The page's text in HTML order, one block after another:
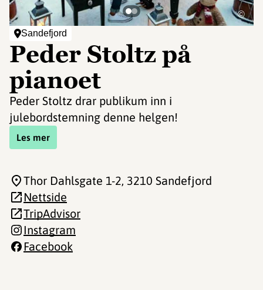
Sandefjord
Peder Stoltz på
pianoet
Peder Stoltz drar publikum inn i
julebordstemning denne helgen!
Les mer
©
Thor Dahlsgate 1-2, 3210 Sandefjord
Nettside
TripAdvisor
Instagram
Facebook